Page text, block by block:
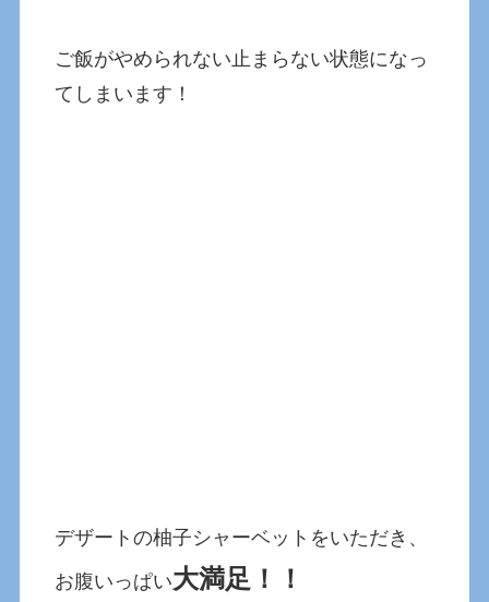
ご飯がやめられない止まらない状態になっ
てしまいます！
デザートの柚子シャーベットをいただき、
お腹いっぱい大満足！！